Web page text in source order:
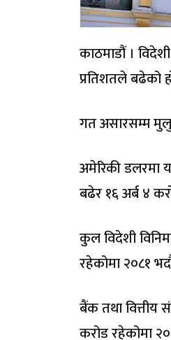
काठमाडौं ।
प्रतिशतले बढेको
गत असारसम्म
अमेरिकी डलरमा
बढेर १६ अर्ब ४
कुल विदेशी
रहेकोमा २०८१
बैंक तथा वित्तीय
करोड रहेकोमा